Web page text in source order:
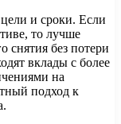
и сроки. Если
то лучше
снятия без потери
вклады с более
на
подход к